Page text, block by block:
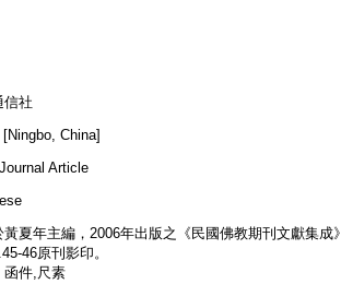
信社
China]
Article
夏年主編，2006年出版之《民國佛教期刊文獻集
46原刊影印。
函件,尺素